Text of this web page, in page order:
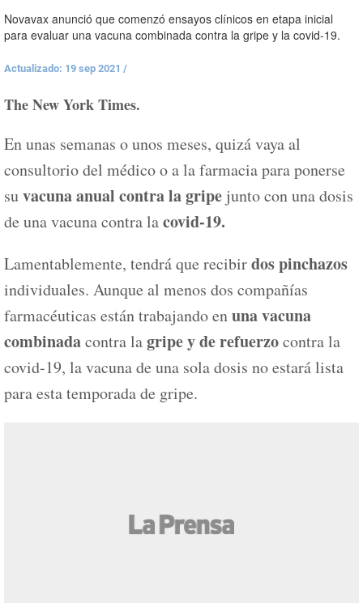
Novavax anunció que comenzó ensayos clínicos en etapa inicial
para evaluar una vacuna combinada contra la gripe y la covid-19.
Actualizado: 19 sep 2021 /
The New York Times.
En unas semanas o unos meses, quizá vaya al
consultorio del médico o a la farmacia para ponerse
suvacuna anual contra la gripe junto con una dosis
de una vacuna contra lacovid-19.
Lamentablemente, tendrá que recibirdos pinchazos
individuales. Aunque al menos dos compañías
farmacéuticas están trabajando enuna vacuna
combinadacontra lagripe y de refuerzocontra la
covid-19, la vacuna de una sola dosis no estará lista
para esta temporada de gripe.